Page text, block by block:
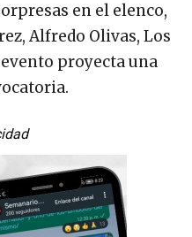
en el elenco,
Alfredo Olivas, Los
proyecta una